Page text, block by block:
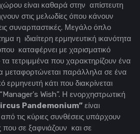
είναι καθαρά στην απίστευτη
στις μελωδίες όπου κάνουν
συναρπαστικές. Μεγάλο όπλο
η ιδιαίτερη ερμηνευτική ικανότητα
καταφέρνει με χαρισματικό
τετριμμένα που χαρακτηρίζουν ένα
μεταφορτώνεται παράλληλα σε ένα
ερμηνευτή κάτι που διακρίνεται
Wish”. Η ενορχηστρωτική
Pandemonium” είναι
τις κύριες συνθέσεις υπάρχουν
που σε ξαφνιάζουν και σε